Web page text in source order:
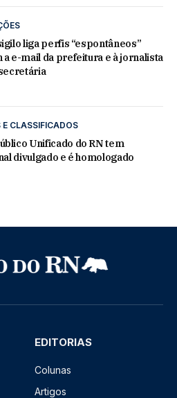
liga perfis “espontâneos”
e-mail da prefeitura e à jornalista
CLASSIFICADOS
Unificado do RN tem
divulgado e é homologado
EDITORIAS
Colunas
Artigos